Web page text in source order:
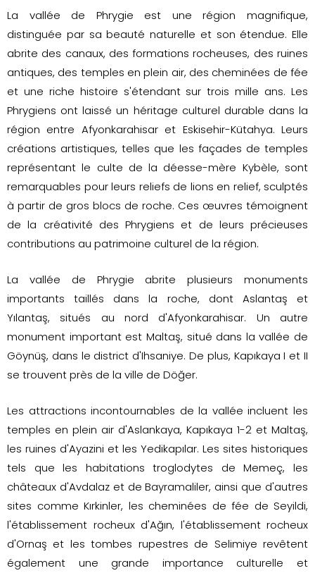
La vallée de Phrygie est une région magnifique,
distinguée par sa beauté naturelle et son étendue. Elle
abrite des canaux, des formations rocheuses, des ruines
antiques, des temples en plein air, des cheminées de fée
et une riche histoire s'étendant sur trois mille ans. Les
Phrygiens ont laissé un héritage culturel durable dans la
région entre Afyonkarahisar et Eskisehir-Kütahya. Leurs
créations artistiques, telles que les façades de temples
représentant le culte de la déesse-mère Kybèle, sont
remarquables pour leurs reliefs de lions en relief, sculptés
à partir de gros blocs de roche. Ces œuvres témoignent
de la créativité des Phrygiens et de leurs précieuses
contributions au patrimoine culturel de la région.
La vallée de Phrygie abrite plusieurs monuments
importants taillés dans la roche, dont Aslantaş et
Yılantaş, situés au nord d'Afyonkarahisar. Un autre
monument important est Maltaş, situé dans la vallée de
Göynüş, dans le district d'Ihsaniye. De plus, Kapıkaya I et II
se trouvent près de la ville de Döğer.
Les attractions incontournables de la vallée incluent les
temples en plein air d'Aslankaya, Kapıkaya 1-2 et Maltaş,
les ruines d'Ayazini et les Yedikapılar. Les sites historiques
tels que les habitations troglodytes de Memeç, les
châteaux d'Avdalaz et de Bayramaliler, ainsi que d'autres
sites comme Kırkinler, les cheminées de fée de Seyildi,
l'établissement rocheux d'Ağın, l'établissement rocheux
d'Ornaş et les tombes rupestres de Selimiye revêtent
également une grande importance culturelle et